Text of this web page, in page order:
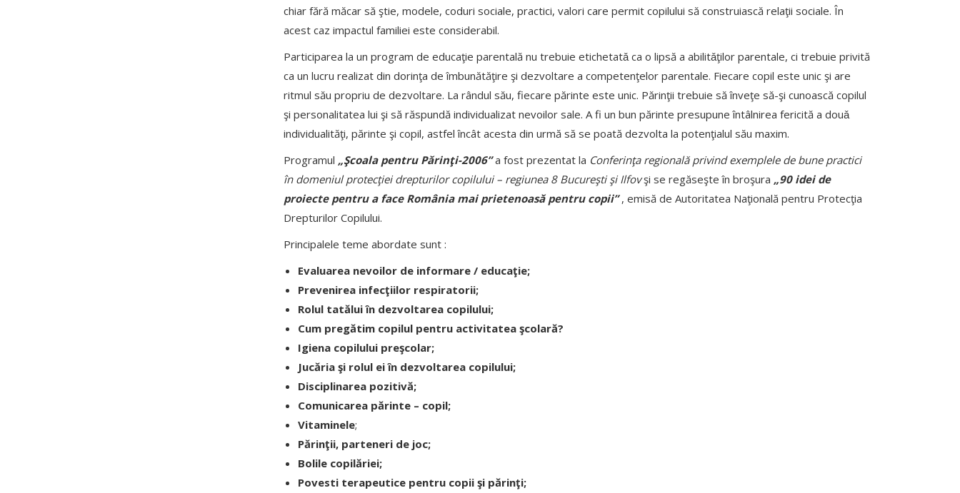
chiar fără măcar să ştie, modele, coduri sociale, practici, valori care permit copilului să construiască relaţii sociale. În
acest caz impactul familiei este considerabil.
Participarea la un program de educaţie parentală nu trebuie etichetatǎ ca o lipsă a abilitǎţilor parentale, ci trebuie privită
ca un lucru realizat din dorinţa de îmbunătăţire şi dezvoltare a competenţelor parentale. Fiecare copil este unic şi are
ritmul său propriu de dezvoltare. La rândul său, fiecare părinte este unic. Părinţii trebuie să înveţe să-şi cunoască copilul
şi personalitatea lui şi să răspundă individualizat nevoilor sale. A fi un bun părinte presupune întâlnirea fericită a douǎ
individualităţi, părinte şi copil, astfel încât acesta din urmă să se poată dezvolta la potenţialul său maxim.
Programul „Şcoala pentru Părinţi-2006”a fost prezentat la Conferinţa regională privind exemplele de bune practici
în domeniul protecţiei drepturilor copilului – regiunea 8 Bucureşti şi Ilfovşi se regăseşte în broşura „90 idei de
proiecte pentru a face România mai prietenoasă pentru copii”, emisă de Autoritatea Naţională pentru Protecţia
Drepturilor Copilului.
Principalele teme abordate sunt :
Evaluarea nevoilor de informare / educaţie;
Prevenirea infecţiilor respiratorii;
Rolul tatălui în dezvoltarea copilului;
Cum pregătim copilul pentru activitatea şcolară?
Igiena copilului preşcolar;
Jucăria şi rolul ei în dezvoltarea copilului;
Disciplinarea pozitivă;
Comunicarea părinte – copil;
Vitaminele;
Părinţii, parteneri de joc;
Bolile copilăriei;
Povesti terapeutice pentru copii şi părinţi;